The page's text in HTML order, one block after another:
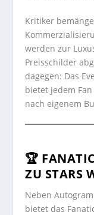
Kritiker
werden zur
Preisschilder
dagegen: Das
bietet jedem
nach eigenem
🏆
ZU STARS
Neben
bietet das